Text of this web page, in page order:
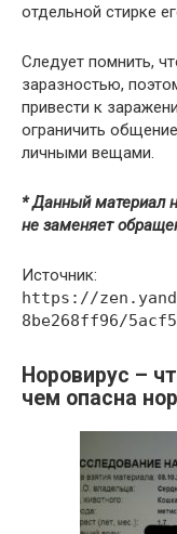
отдельной стирке
Следует помнить,
заразностью,
привести к
ограничить
личными вещами.
* Данный материал
не заменяет
Источник:
https://
8be268ff96/
Норовирус –
чем опасна